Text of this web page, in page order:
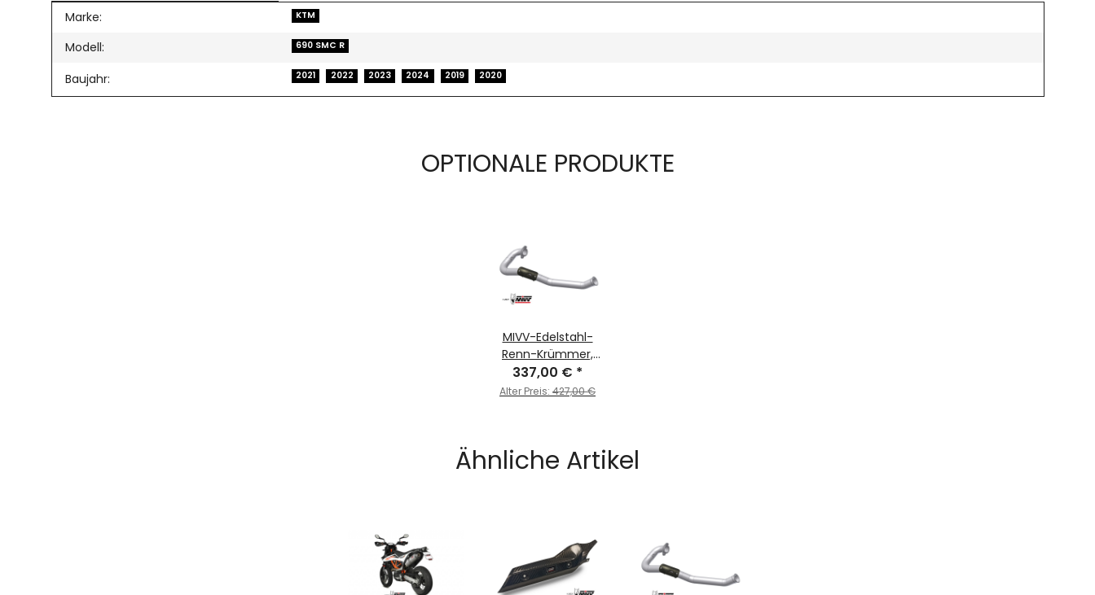
Produkteigenschaft
Wert
Marke: KTM
Modell: 690 SMC R
Baujahr: 2021 2022 2023 2024 2019 2020
OPTIONALE PRODUKTE
MIVV-Edelstahl-
Renn-Krümmer,
kompatibel mit
MIVV- und Original-
KT.023.C1
337,00 € *
Alter Preis: 427,00 €
Ähnliche Artikel